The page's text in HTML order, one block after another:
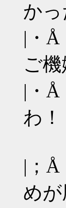
か
|・
ご
|・
わ
|；
め